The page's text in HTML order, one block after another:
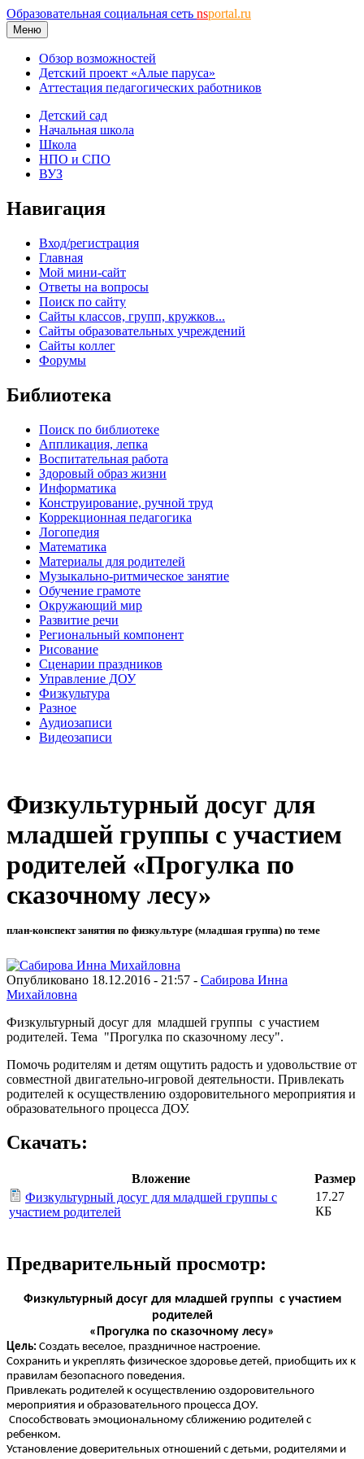
Образовательная социальная сеть nsportal.ru
Меню
Обзор возможностей
Детский проект «Алые паруса»
Аттестация педагогических работников
Детский сад
Начальная школа
Школа
НПО и СПО
ВУЗ
Навигация
Вход/регистрация
Главная
Мой мини-сайт
Ответы на вопросы
Поиск по сайту
Сайты классов, групп, кружков...
Сайты образовательных учреждений
Сайты коллег
Форумы
Библиотека
Поиск по библиотеке
Аппликация, лепка
Воспитательная работа
Здоровый образ жизни
Информатика
Конструирование, ручной труд
Коррекционная педагогика
Логопедия
Математика
Материалы для родителей
Музыкально-ритмическое занятие
Обучение грамоте
Окружающий мир
Развитие речи
Региональный компонент
Рисование
Сценарии праздников
Управление ДОУ
Физкультура
Разное
Аудиозаписи
Видеозаписи
Физкультурный досуг для
младшей группы с участием
родителей «Прогулка по
сказочному лесу»
план-конспект занятия по физкультуре (младшая группа) по теме
Опубликовано 18.12.2016 - 21:57 - Сабирова Инна
Михайловна
Физкультурный досуг для младшей группы с участием
родителей. Тема "Прогулка по сказочному лесу".
Помочь родителям и детям ощутить радость и удовольствие от
совместной двигательно-игровой деятельности. Привлекать
родителей к осуществлению оздоровительного мероприятия и
образовательного процесса ДОУ.
Скачать:
Вложение
Размер
Физкультурный досуг для младшей группы с
участием родителей
17.27
КБ
Предварительный просмотр:
Физкультурный досуг для младшей группы с участием
родителей
«Прогулка по сказочному лесу»
Цель: Создать веселое, праздничное настроение.
Сохранить и укреплять физическое здоровье детей, приобщить их к
правилам безопасного поведения.
Привлекать родителей к осуществлению оздоровительного
мероприятия и образовательного процесса ДОУ.
Способствовать эмоциональному сближению родителей с
ребенком.
Установление доверительных отношений с детьми, родителями и